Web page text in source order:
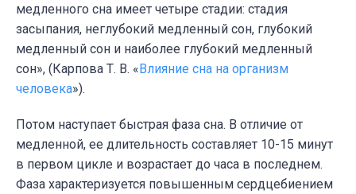
медленного сна имеет четыре стадии: стадия
засыпания, неглубокий медленный сон, глубокий
медленный сон и наиболее глубокий медленный
сон», (Карпова Т. В. «Влияние сна на организм
человека»).
Потом наступает быстрая фаза сна. В отличие от
медленной, ее длительность составляет 10-15 минут
в первом цикле и возрастает до часа в последнем.
Фаза характеризуется повышенным сердцебиением